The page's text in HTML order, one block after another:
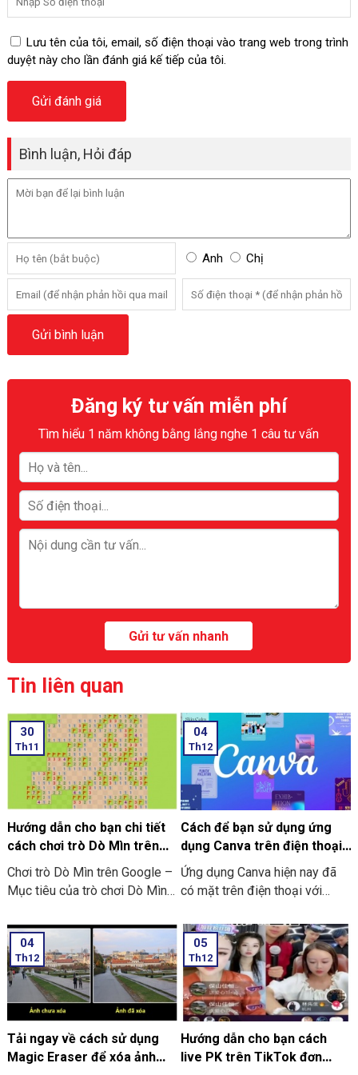
Lưu tên của tôi, email, số điện thoại vào trang web trong trình
duyệt này cho lần đánh giá kế tiếp của tôi.
Bình luận, Hỏi đáp
Anh Chị
Đăng ký tư vấn miễn phí
Tìm hiểu 1 năm không bằng lắng nghe 1 câu tư vấn
Tin liên quan
30
Th11
Hướng dẫn cho bạn chi tiết
cách chơi trò Dò Mìn trên
Google
Chơi trò Dò Mìn trên Google –
Mục tiêu của trò chơi Dò Mìn
không chứa mìn. Nếu là bạn
mở phải ô chứa mìn thì bạn sẽ
là người thua cuộc. Ở dưới đây
là hướng dẫn chi tiết về cách
chơi trò chơi này:
04
Th12
Cách để bạn sử dụng ứng
dụng Canva trên điện thoại
chi tiết có làm mẫu
Ứng dụng Canva hiện nay đã
có mặt trên điện thoại với
đơn giản, tiện lợi hơn. Nó giúp
bạn không những dễ dàng thao
tác và chỉnh sửa. Mà còn thiết
kế các hình ảnh tại bất cứ đâu.
Bạn có thể tham khảo cách sử
dụng Canva ở trên điện thoại
ngay dưới đây.
04
Th12
Tải ngay về cách sử dụng
Magic Eraser để xóa ảnh
05
Th12
Hướng dẫn cho bạn cách
live PK trên TikTok đơn